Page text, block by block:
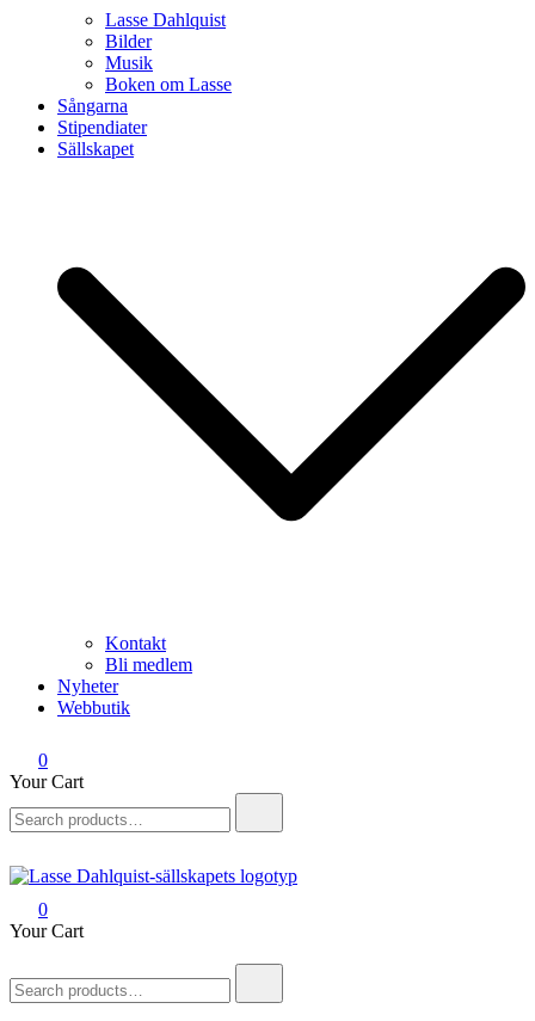
Lasse Dahlquist
Bilder
Musik
Boken om Lasse
Sångarna
Stipendiater
Sällskapet
Kontakt
Bli medlem
Nyheter
Webbutik
0
Your Cart
for:
Lasse Dahlquist-sällskapet
Allt om Lasse Dahlquist – kompositör, musiker, artist, kåsör och
skådespelare
0
Your Cart
for: